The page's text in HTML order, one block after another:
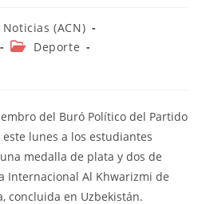
(ACN)
Categoría
Deporte
del Buró Político del Partido
lunes a los estudiantes
medalla de plata y dos de
Internacional Al Khwarizmi de
concluida en Uzbekistán.